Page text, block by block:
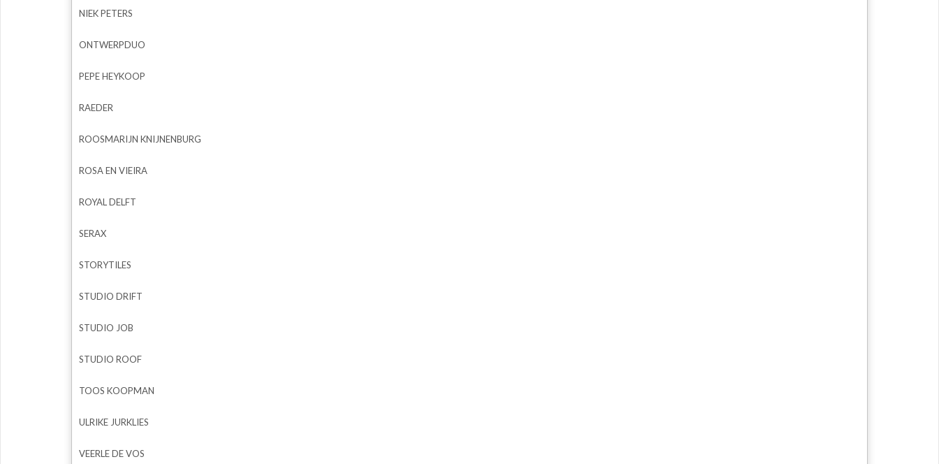
NIEK PETERS
ONTWERPDUO
PEPE HEYKOOP
RAEDER
ROOSMARIJN KNIJNENBURG
ROSA EN VIEIRA
ROYAL DELFT
SERAX
STORYTILES
STUDIO DRIFT
STUDIO JOB
STUDIO ROOF
TOOS KOOPMAN
ULRIKE JURKLIES
VEERLE DE VOS